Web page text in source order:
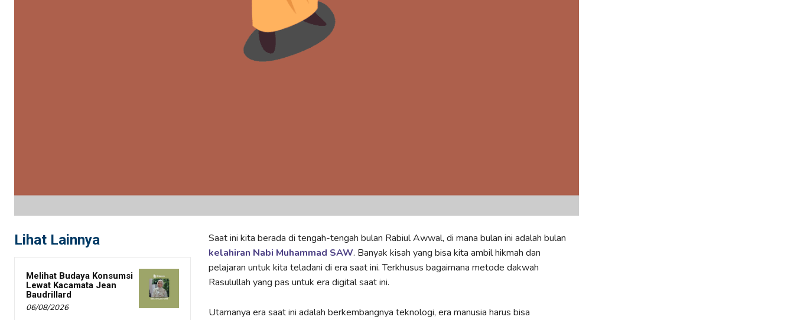
Lihat Lainnya
Melihat Budaya Konsumsi
Lewat Kacamata Jean
Baudrillard
06/08/2026
Saat ini kita berada di tengah-tengah bulan Rabiul Awwal, di mana bulan ini adalah bulan
kelahiran Nabi Muhammad SAW. Banyak kisah yang bisa kita ambil hikmah dan
pelajaran untuk kita teladani di era saat ini. Terkhusus bagaimana metode dakwah
Rasulullah yang pas untuk era digital saat ini.
Utamanya era saat ini adalah berkembangnya teknologi, era manusia harus bisa